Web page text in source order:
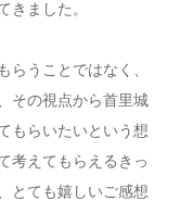
きました。
らうことではなく、
その視点から首里城
もらいたいという想
考えてもらえるきっ
とても嬉しいご感想